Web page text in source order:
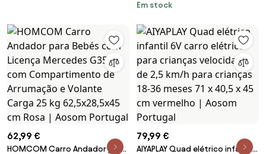
pedais para idades entre os 18
interior e no exterior, verme
Em stock
62,99 €
HOMCOM Carro Andador para
79,99 €
AIYAPLAY Quad elétrico infantil